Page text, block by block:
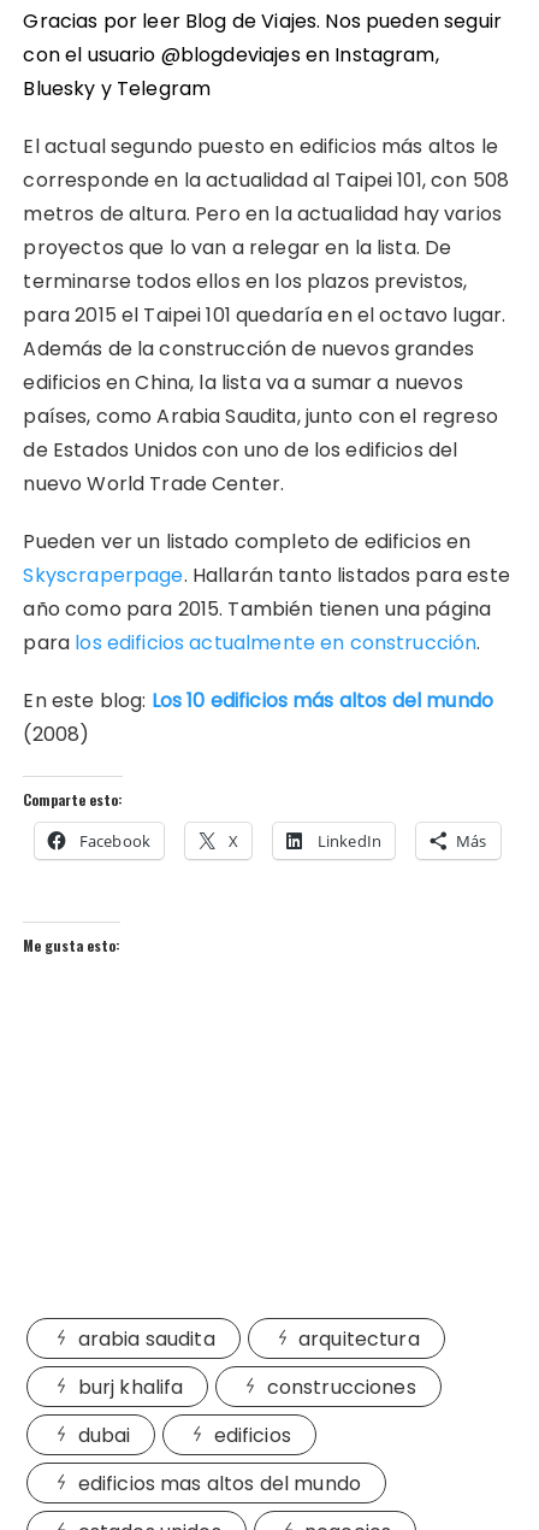
Gracias por leer Blog de Viajes. Nos pueden seguir
con el usuario @blogdeviajes en Instagram,
Bluesky y Telegram
El actual segundo puesto en edificios más altos le
corresponde en la actualidad al Taipei 101, con 508
metros de altura. Pero en la actualidad hay varios
proyectos que lo van a relegar en la lista. De
terminarse todos ellos en los plazos previstos,
para 2015 el Taipei 101 quedaría en el octavo lugar.
Además de la construcción de nuevos grandes
edificios en China, la lista va a sumar a nuevos
países, como Arabia Saudita, junto con el regreso
de Estados Unidos con uno de los edificios del
nuevo World Trade Center.
Pueden ver un listado completo de edificios en
Skyscraperpage. Hallarán tanto listados para este
año como para 2015. También tienen una página
para los edificios actualmente en construcción.
En este blog: Los 10 edificios más altos del mundo
(2008)
Comparte esto:
Facebook X LinkedIn Más
Me gusta esto:
arabia saudita
arquitectura
burj khalifa
construcciones
dubai
edificios
edificios mas altos del mundo